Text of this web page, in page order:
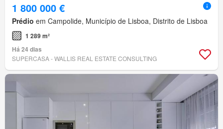
1 800 000 €
Prédio em Campolide, Município de Lisboa, Distrito de Lisboa
1 289 m²
Há 24 dias
SUPERCASA - WALLIS REAL ESTATE CONSULTING